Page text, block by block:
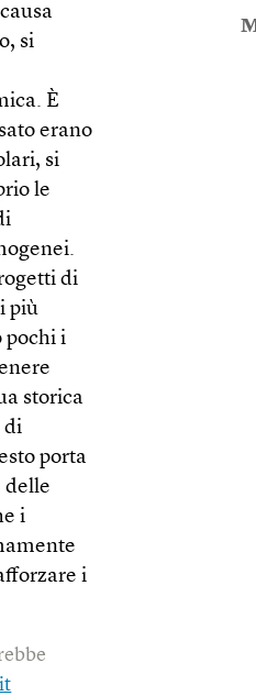
si
È
erano
si
le
di
più
pochi i
storica
di
porta
delle
i
i